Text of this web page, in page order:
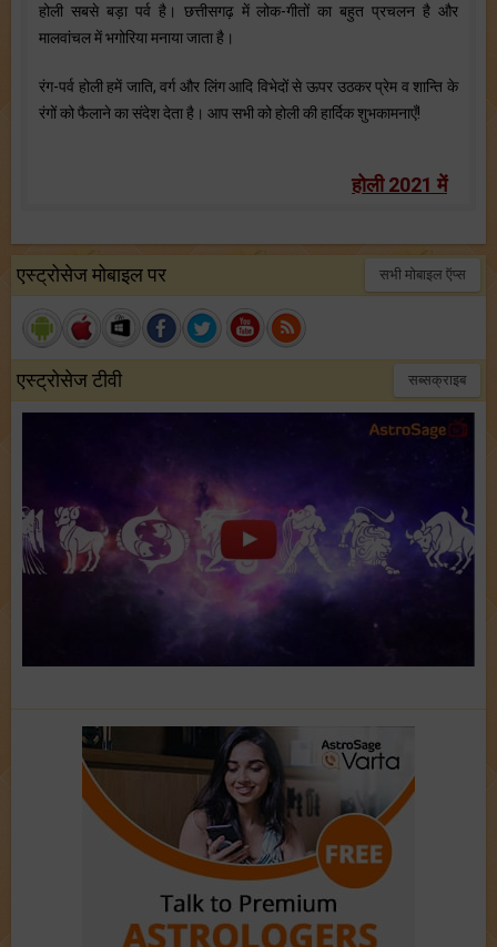
होली सबसे बड़ा पर्व है। छत्तीसगढ़ में लोक-गीतों का बहुत प्रचलन है और
मालवांचल में भगोरिया मनाया जाता है।
रंग-पर्व होली हमें जाति, वर्ग और लिंग आदि विभेदों से ऊपर उठकर प्रेम व शान्ति के
रंगों को फैलाने का संदेश देता है। आप सभी को होली की हार्दिक शुभकामनाएँ!
होली 2021 में
एस्ट्रोसेज मोबाइल पर सभी मोबाइल ऍप्स
एस्ट्रोसेज टीवी सब्सक्राइब